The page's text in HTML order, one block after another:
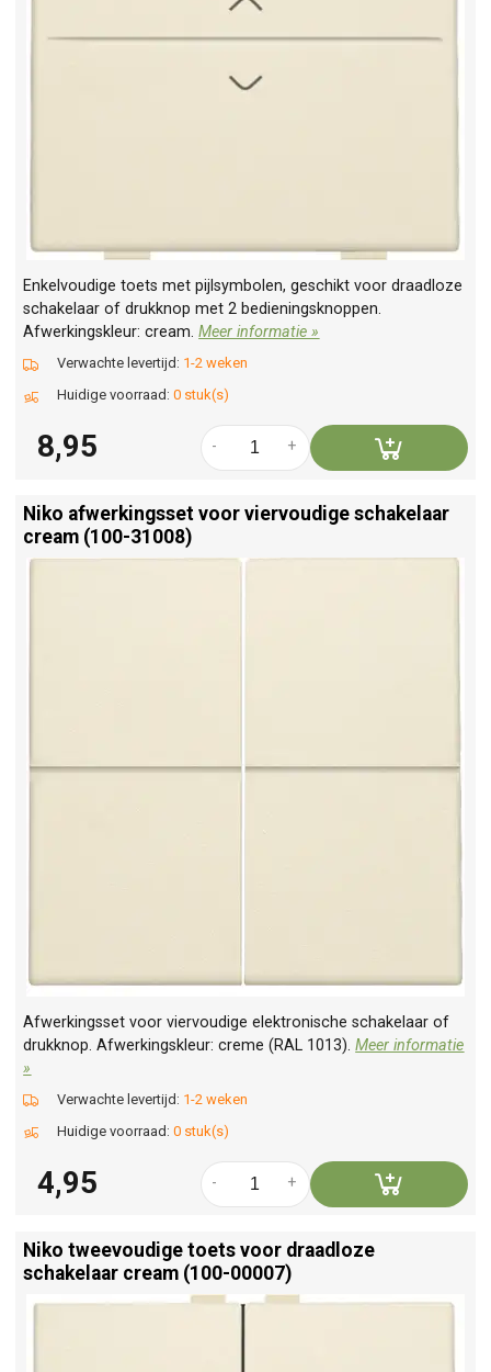
Enkelvoudige toets met pijlsymbolen, geschikt voor draadloze
schakelaar of drukknop met 2 bedieningsknoppen.
Afwerkingskleur: cream.Meer informatie »
Verwachte levertijd: 1-2 weken
Huidige voorraad: 0 stuk(s)
8,95 +
-
Niko afwerkingsset voor viervoudige schakelaar
cream (100-31008)
Afwerkingsset voor viervoudige elektronische schakelaar of
drukknop. Afwerkingskleur: creme (RAL 1013).Meer informatie
»
Verwachte levertijd: 1-2 weken
Huidige voorraad: 0 stuk(s)
4,95 +
-
Niko tweevoudige toets voor draadloze
schakelaar cream (100-00007)